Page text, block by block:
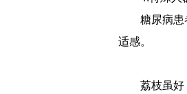
糖尿病患
适感。
荔枝虽好